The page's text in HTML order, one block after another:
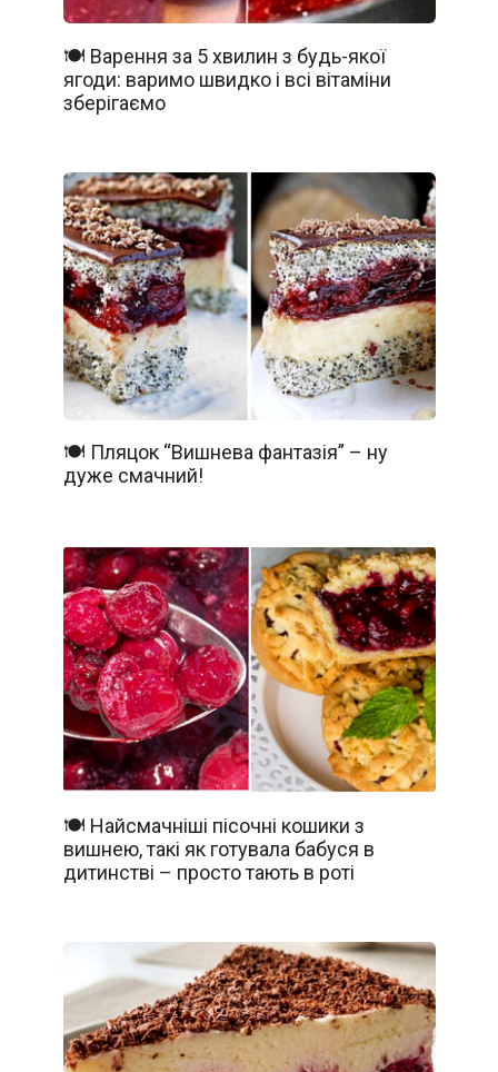
🍽️ Варення за 5 хвилин з будь-якої
ягоди: варимо швидко і всі вітаміни
зберігаємо
🍽️ Пляцок “Вишнева фантазія” – ну
дуже смачний!
🍽️ Найсмачніші пісочні кошики з
вишнею, такі як готувала бабуся в
дитинстві – просто тають в роті